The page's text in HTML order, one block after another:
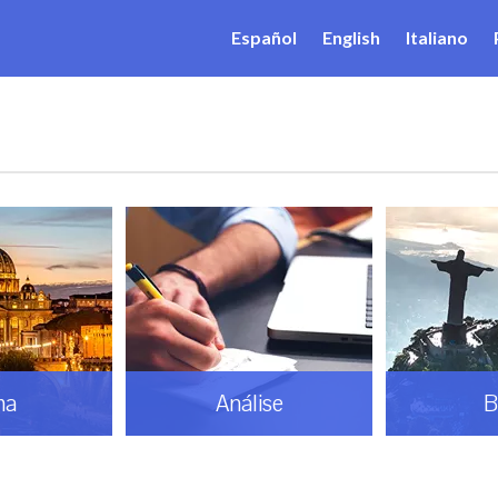
Español English Italiano
Análise